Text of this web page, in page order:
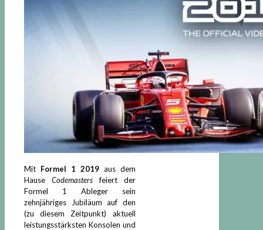
Mit Formel 1 2019aus dem
Hause Codemastersfeiert der
Formel 1 Ableger sein
zehnjähriges Jubiläum auf den
(zu diesem Zeitpunkt) aktuell
leistungsstärksten Konsolen und